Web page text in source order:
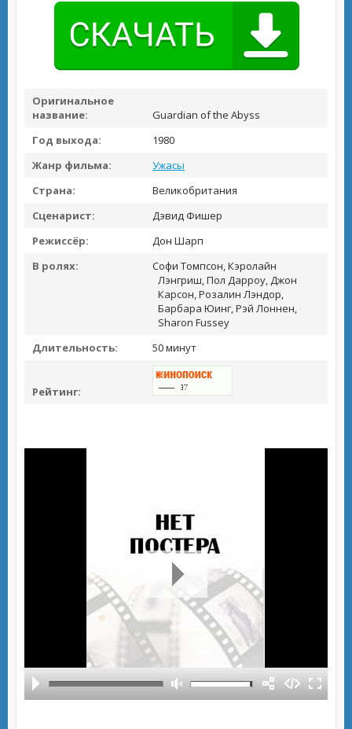
Оригинальное
название:
Guardian of the Abyss
Год выхода:
1980
Жанр фильма:
Ужасы
Страна:
Великобритания
Сценарист:
Дэвид Фишер
Режиссёр:
Дон Шарп
В ролях:
Софи Томпсон, Кэролайн
Лэнгриш, Пол Дарроу, Джон
Карсон, Розалин Лэндор,
Барбара Юинг, Рэй Лоннен,
Sharon Fussey
Длительность:
50 минут
Рейтинг: